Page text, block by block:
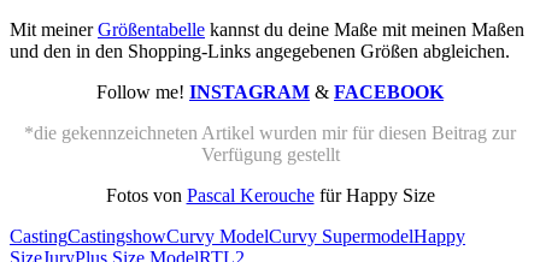
Mit meinerGrößentabelle kannst du deine Maße mit meinen Maßen
und den in den Shopping-Links angegebenen Größen abgleichen.
Follow me! INSTAGRAM & FACEBOOK
*die gekennzeichneten Artikel wurden mir für diesen Beitrag zur
Verfügung gestellt
Fotos von Pascal Kerouchefür Happy Size
CastingCastingshowCurvy ModelCurvy SupermodelHappy
SizeJuryPlus Size ModelRTL2